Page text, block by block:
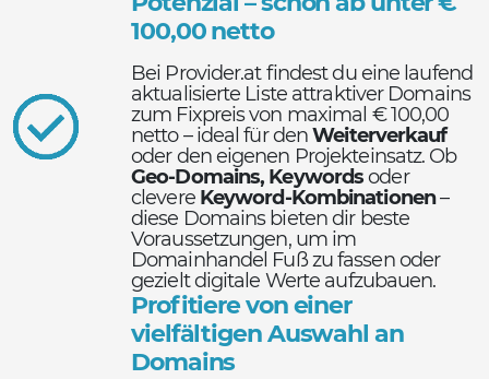
100,00 netto
Bei Provider.at findest du eine laufend
aktualisierte Liste attraktiver Domains
zum Fixpreis von maximal € 100,00
netto – ideal für denWeiterverkauf
oder den eigenen Projekteinsatz. Ob
Geo-Domains, Keywordsoder
clevere Keyword-Kombinationen–
diese Domains bieten dir beste
Voraussetzungen, um im
Domainhandel Fuß zu fassen oder
gezielt digitale Werte aufzubauen.
Profitiere von einer
vielfältigen Auswahl an
Domains